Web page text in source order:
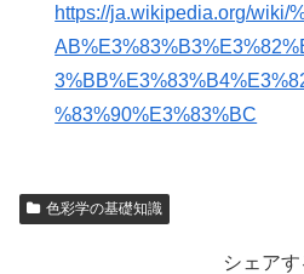
https://ja.wikipedia.org/wiki/
%83%90%E3%83%BC
色彩学の基礎知識
シェアす